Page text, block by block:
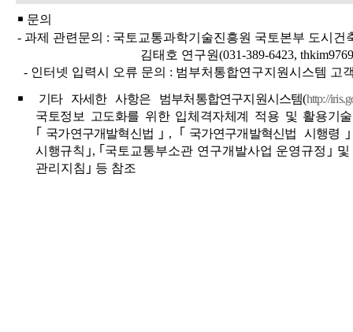
￭ 문의
- 과제 관련문의 : 국토교통과학기술진흥원 국토본부 도시건
김태호 연구원(031-389-6423,
- 인터넷 입력시 오류 문의 : 범부처통합연구지원시스템 고
￭ 기타 자세한 사항은 범부처통합연구지원시스템(http://
국토정보 고도화를 위한 입체격자체계 적용 및 활용기
｢ 국가연구개발혁신법 ｣ , ｢ 국가연구개발혁신법 시행령
시행규칙 ｣, ｢ 국토교통부소관 연구개발사업 운영규정 ｣ 및
관리지침 ｣ 등 참조